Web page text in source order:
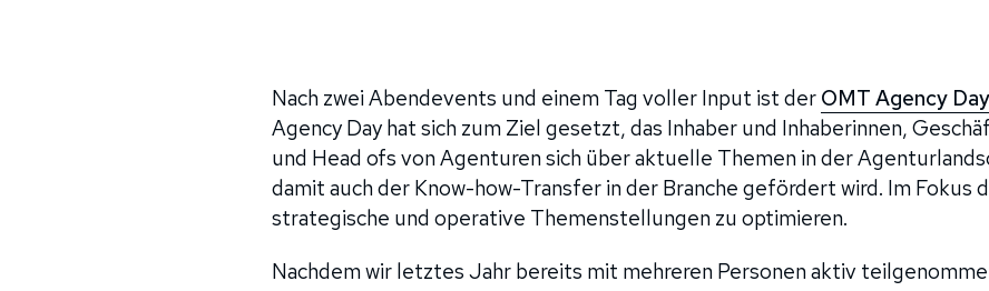
Nach zwei Abendevents und einem Tag voller Input ist der OMT Agency
Agency Day hat sich zum Ziel gesetzt, das Inhaber und Inhaberinnen,
und Head ofs von Agenturen sich über aktuelle Themen in der
damit auch der Know-how-Transfer in der Branche gefördert wird. Im Fokus
strategische und operative Themenstellungen zu optimieren.
Nachdem wir letztes Jahr bereits mit mehreren Personen aktiv